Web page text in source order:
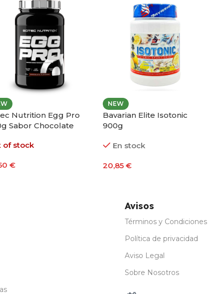
Nutrition Egg Pro
Sabor Chocolate
of stock
€
NEW
Bavarian Elite Isotonic
900g
En stock
20,85€
Avisos
Términos y Condiciones
Política de privacidad
Aviso Legal
Sobre Nosotros